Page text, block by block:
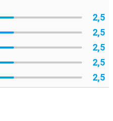
2,5
2,5
2,5
2,5
2,5